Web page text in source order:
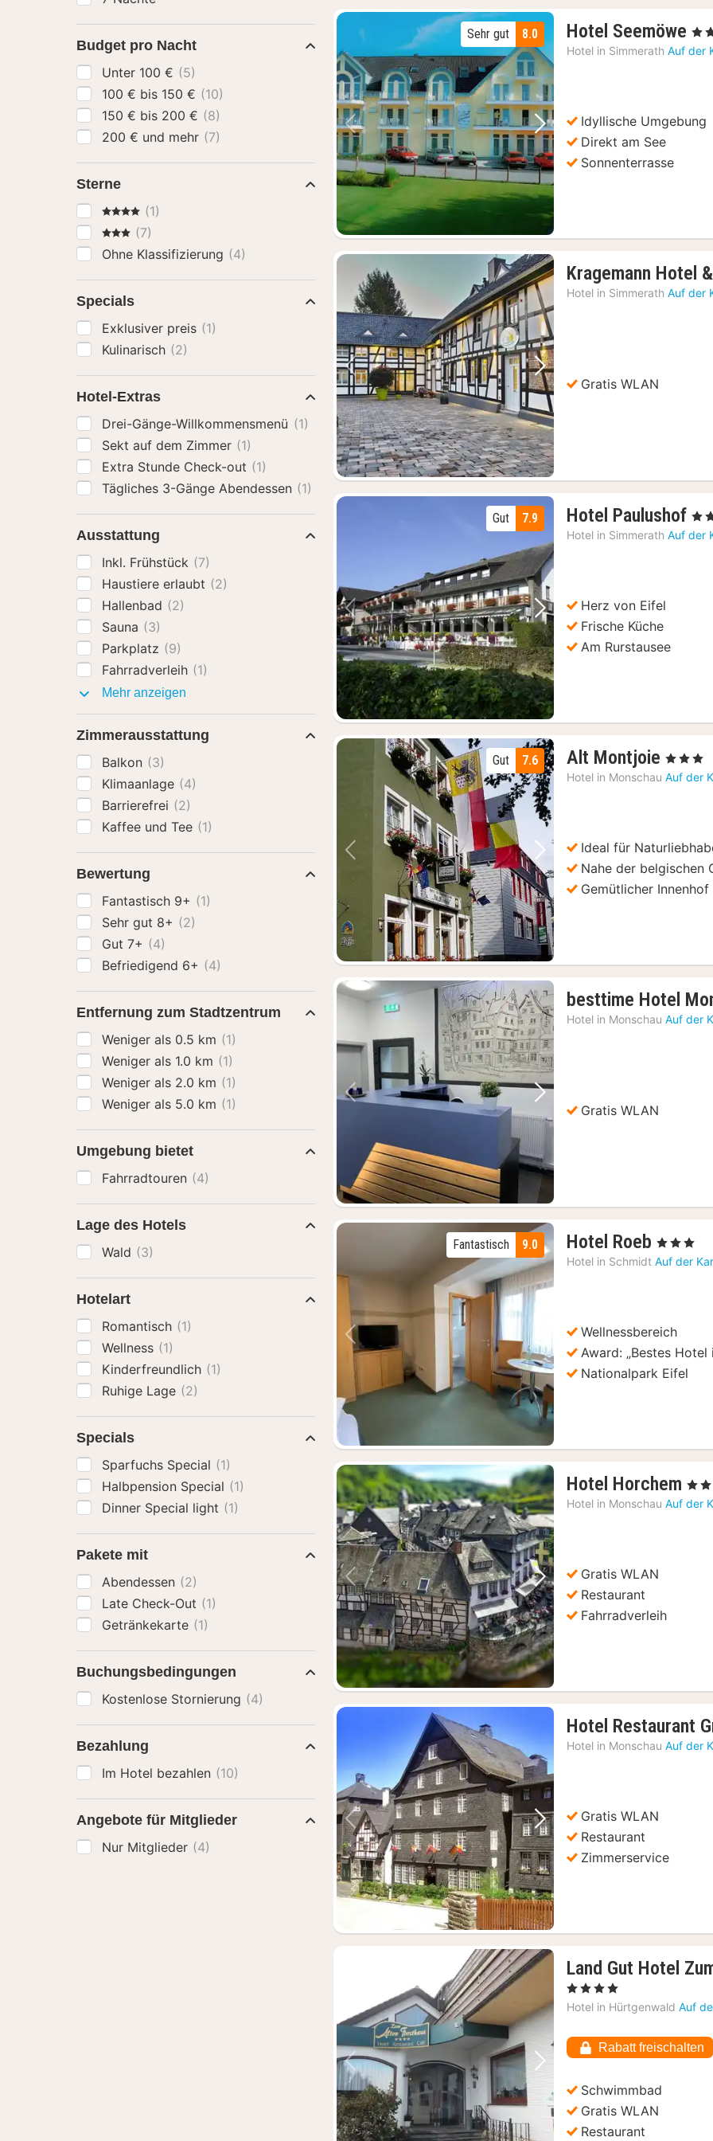
Vorheriges Bild Nächstes Bild
8.0
Sehr gut Hotel Seemöwe 2
, 3
Hotel in Simmerath Auf der
Idyllische Umgebung
Direkt am See
Sonnenterrasse
Vorheriges Bild Nächstes Bild
Kragemann Hotel
Hotel in Simmerath Auf der
Gratis WLAN
Vorheriges Bild Nächstes Bild
7.9
Gut Hotel Paulushof 1
, 3
Hotel in Simmerath Auf der
Herz von Eifel
Frische Küche
Am Rurstausee
Vorheriges Bild Nächstes Bild
7.6
Gut Alt Montjoie 1
Nacht
, 3 Sterne
Hotel in Monschau Auf der
Ideal für
Nahe der belgischen
Gemütlicher Innenhof
Vorheriges Bild Nächstes Bild
besttime Hotel
Hotel in Monschau Auf der
Gratis WLAN
Vorheriges Bild Nächstes Bild
9.0
Fantastisch Hotel Roeb 1
Nacht
, 3 Sterne
Hotel in Schmidt Auf der
Wellnessbereich
Award: „Bestes Hotel
Nationalpark Eifel
Vorheriges Bild Nächstes Bild
Hotel Horchem 1
, 3
Hotel in Monschau Auf der
Gratis WLAN
Restaurant
Fahrradverleih
Vorheriges Bild Nächstes Bild
Hotel Restaurant
Hotel in Monschau Auf der
Gratis WLAN
Restaurant
Zimmerservice
Vorheriges Bild Nächstes Bild
Land Gut Hotel
, 4 Sterne
Hotel in Hürtgenwald Auf
Rabatt freischalten
Schwimmbad
Gratis WLAN
Restaurant
Budget pro Nacht
Unter 100 € (5)
100 € bis 150 € (10)
150 € bis 200 € (8)
200 € und mehr (7)
Sterne
4 Sterne(1)
3 Sterne
(7)
Ohne Klassifizierung (4)
Specials
Exklusiver preis (1)
Kulinarisch (2)
Hotel-Extras
Drei-Gänge-Willkommensmenü (1)
Sekt auf dem Zimmer (1)
Extra Stunde Check-out (1)
Tägliches 3-Gänge Abendessen (1)
Ausstattung
Inkl. Frühstück (7)
Haustiere erlaubt (2)
Hallenbad (2)
Sauna (3)
Parkplatz (9)
Fahrradverleih (1)
Mehr anzeigen
Zimmerausstattung
Balkon (3)
Klimaanlage (4)
Barrierefrei (2)
Kaffee und Tee (1)
Bewertung
Fantastisch 9+ (1)
Sehr gut 8+ (2)
Gut 7+ (4)
Befriedigend 6+ (4)
Entfernung zum Stadtzentrum
Weniger als 0.5 km (1)
Weniger als 1.0 km (1)
Weniger als 2.0 km (1)
Weniger als 5.0 km (1)
Umgebung bietet
Fahrradtouren (4)
Lage des Hotels
Wald (3)
Hotelart
Romantisch (1)
Wellness (1)
Kinderfreundlich (1)
Ruhige Lage (2)
Specials
Sparfuchs Special (1)
Halbpension Special (1)
Dinner Special light (1)
Pakete mit
Abendessen (2)
Late Check-Out (1)
Getränkekarte (1)
Buchungsbedingungen
Kostenlose Stornierung (4)
Bezahlung
Im Hotel bezahlen (10)
Angebote für Mitglieder
Nur Mitglieder (4)